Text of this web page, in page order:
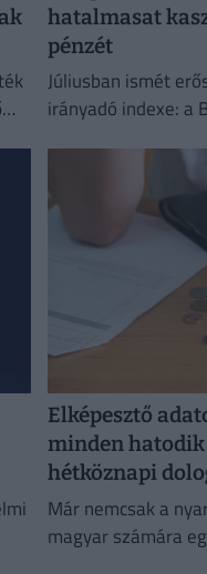
hatalmasat
pénzét
Júliusban ismét
irányadó indexe: a
Elképesztő
minden hatodik
hétköznapi
Már nemcsak a
magyar számára